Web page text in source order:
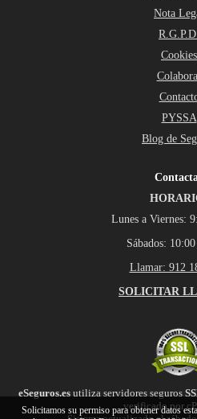
Nota
Cookies
PYSSA
Blog de
Lunes a Viernes:
Sábados:
Llamar: 912
SOLICITAR
eSeguros.es utiliza servidores seguros
verificado por
Solicitamos su permiso para obtener datos